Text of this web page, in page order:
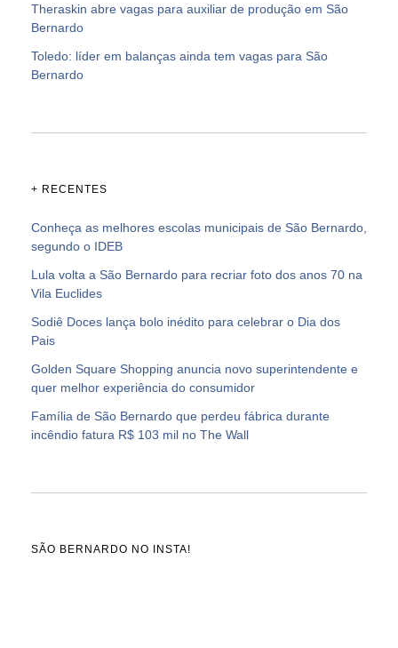
Theraskin abre vagas para auxiliar de produção em São
Bernardo
Toledo: líder em balanças ainda tem vagas para São
Bernardo
+ RECENTES
Conheça as melhores escolas municipais de São Bernardo,
segundo o IDEB
Lula volta a São Bernardo para recriar foto dos anos 70 na
Vila Euclides
Sodiê Doces lança bolo inédito para celebrar o Dia dos
Pais
Golden Square Shopping anuncia novo superintendente e
quer melhor experiência do consumidor
Família de São Bernardo que perdeu fábrica durante
incêndio fatura R$ 103 mil no The Wall
SÃO BERNARDO NO INSTA!